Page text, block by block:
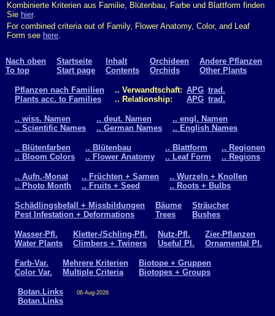
Kombinierte Kriterien aus Familie, Blütenbau, Farbe und Blattform finden
Sie hier.
For combined criteria out of Family, Flower Anatomy, Color, and Leaf
Form see here.
Nach oben
To top
Startseite
Start page
Inhalt
Contents
Orchideen
Orchids
Andere Pflanzen
Other Plants
Pflanzen nach Familien
Plants acc. to Families
.. Verwandtschaft:
.. Relationship:
APG
APG
trad.
trad.
.. wiss. Namen
.. Scientific Names
.. deut. Namen
.. German Names
.. engl. Namen
.. English Names
.. Blütenfarben
.. Bloom Colors
.. Blütenbau
.. Flower Anatomy
.. Blattform
.. Leaf Form
.. Regionen
.. Regions
.. Aufn.-Monat
.. Photo Month
.. Früchten + Samen
.. Fruits + Seed
.. Wurzeln + Knollen
.. Roots + Bulbs
Schädlingsbefall + Missbildungen
Pest Infestation + Deformations
Bäume
Trees
Sträucher
Bushes
Wasser-Pfl.
Water Plants
Kletter-/Schling-Pfl.
Climbers + Twiners
Nutz-Pfl.
Useful Pl.
Zier-Pflanzen
Ornamental Pl.
Farb-Var.
Color Var.
Mehrere Kriterien
Multiple Criteria
Biotope + Gruppen
Biotopes + Groups
Botan.Links
Botan.Links
06-Aug-2026